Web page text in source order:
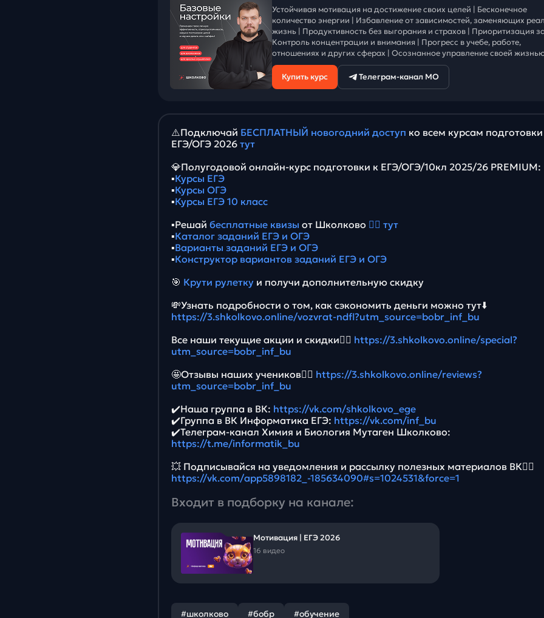
Устойчивая мотивация на достижение своих целей | Бесконечное
количество энергии | Избавление от зависимостей, заменяющих
жизнь | Продуктивность без выгорания и страхов | Приоритизация
Контроль концентрации и внимания | Прогресс в учебе, работе,
отношениях и других сферах | Осознанное управление своей
Купить курс Телеграм-канал МО
⚠️Подключай БЕСПЛАТНЫЙ новогодний доступ ко всем курсам
ЕГЭ/ОГЭ 2026 тут
💎Полугодовой онлайн-курс подготовки к ЕГЭ/ОГЭ/10кл 2025/26 PREMIUM:
▪️Курсы ЕГЭ
▪️Курсы ОГЭ
▪️Курсы ЕГЭ 10 класс
▪️Решай бесплатные квизы от Школково 👉🏻 тут
▪️Каталог заданий ЕГЭ и ОГЭ
▪️Варианты заданий ЕГЭ и ОГЭ
▪️Конструктор вариантов заданий ЕГЭ и ОГЭ
🎯 Крути рулетку и получи дополнительную скидку
💸Узнать подробности о том, как сэкономить деньги можно тут⬇️
https://3.shkolkovo.online/vozvrat-ndfl?utm_source=bobr_inf_bu
Все наши текущие акции и скидки👉🏻 https://3.shkolkovo.online/special?
utm_source=bobr_inf_bu
🤩Отзывы наших учеников👉🏻 https://3.shkolkovo.online/reviews?
utm_source=bobr_inf_bu
✔️Наша группа в ВК: https://vk.com/shkolkovo_ege
✔️Группа в ВК Информатика ЕГЭ: https://vk.com/inf_bu
✔️Телеграм-канал Химия и Биология Мутаген Школково:
https://t.me/informatik_bu
💥 Подписывайся на уведомления и рассылку полезных материалов ВК👉🏻
https://vk.com/app5898182_-185634090#s=1024531&force=1
Входит в подборку на канале:
Мотивация | ЕГЭ 2026
16 видео
#школково #бобр #обучение